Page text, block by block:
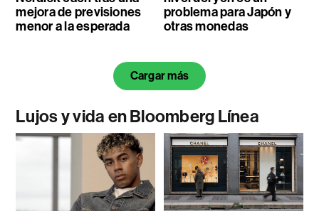
mejora de previsiones
menor a la esperada
problema para Japón y
otras monedas
Cargar más
Lujos y vida en Bloomberg Línea